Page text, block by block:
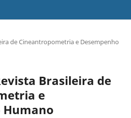
de Cineantropometria e Desempenho
Brasileira de
e
Humano